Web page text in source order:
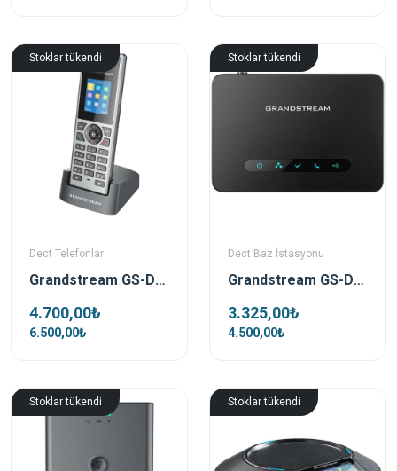
Stoklar tükendi
Dect Telefonlar
Grandstream GS-DP722 Ip Dect Telefon
4.700,00₺
6.500,00₺
Stoklar tükendi
Dect Baz İstasyonu
Grandstream GS-DP750 Dect Baz İstasyonu
3.325,00₺
4.500,00₺
Stoklar tükendi Stoklar tükendi